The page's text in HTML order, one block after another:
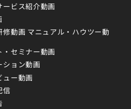
ービス紹介動画
修動画 マニュアル・ハウツー動
・セミナー動画
ション動画
ュー動画
信